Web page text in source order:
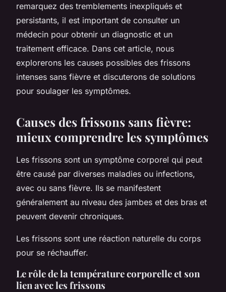
remarquez des tremblements inexpliqués et
persistants, il est important de consulter un
médecin pour obtenir un diagnostic et un
traitement efficace. Dans cet article, nous
explorerons les causes possibles des frissons
intenses sans fièvre et discuterons de solutions
pour soulager les symptômes.
Causes des frissons sans fièvre:
mieux comprendre les symptômes
Les frissons sont un symptôme corporel qui peut
être causé par diverses maladies ou infections,
avec ou sans fièvre. Ils se manifestent
généralement au niveau des jambes et des bras et
peuvent devenir chroniques.
Les frissons sont une réaction naturelle du corps
pour se réchauffer.
Le rôle de la température corporelle et son
lien avec les frissons